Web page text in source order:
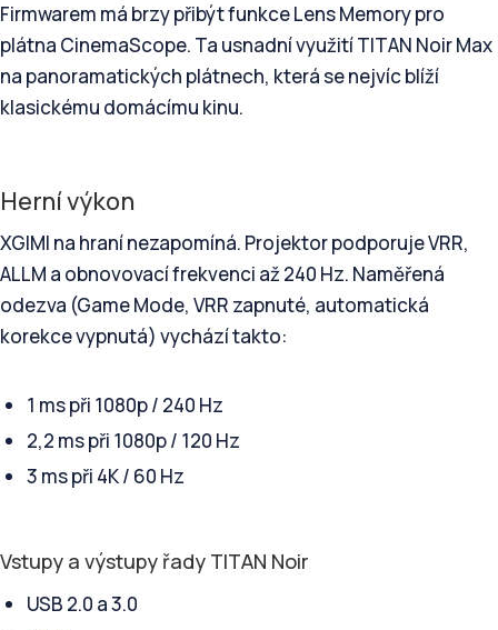
Firmwarem má brzy přibýt funkce Lens Memory pro
plátna CinemaScope. Ta usnadní využití TITAN Noir Max
na panoramatických plátnech, která se nejvíc blíží
klasickému domácímu kinu.
Herní výkon
XGIMI na hraní nezapomíná. Projektor podporuje VRR,
ALLM a obnovovací frekvenci až 240 Hz. Naměřená
odezva (Game Mode, VRR zapnuté, automatická
korekce vypnutá) vychází takto:
1 ms při 1080p / 240 Hz
2,2 ms při 1080p / 120 Hz
3 ms při 4K / 60 Hz
Vstupy a výstupy řady TITAN Noir
USB 2.0 a 3.0